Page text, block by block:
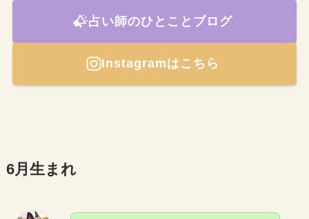
占い師のひとことブログ
Instagramはこちら
6月生まれ